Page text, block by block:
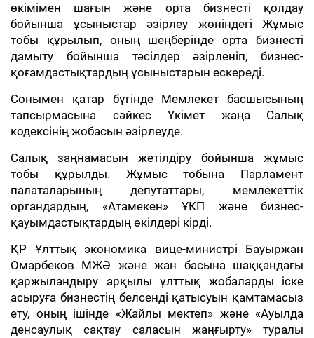
өкімімен шағын және орта бизнесті қолдау
бойынша ұсыныстар әзірлеу жөніндегі Жұмыс
тобы құрылып, оның шеңберінде орта бизнесті
дамыту бойынша тәсілдер әзірленіп, бизнес-
қоғамдастықтардың ұсыныстарын ескереді.
Сонымен қатар бүгінде Мемлекет басшысының
тапсырмасына сәйкес Үкімет жаңа Салық
кодексінің жобасын әзірлеуде.
Салық заңнамасын жетілдіру бойынша жұмыс
тобы құрылды. Жұмыс тобына Парламент
палаталарының депутаттары, мемлекеттік
органдардың, «Атамекен» ҰКП және бизнес-
қауымдастықтардың өкілдері кірді.
ҚР Ұлттық экономика вице-министрі Бауыржан
Омарбеков МЖӘ және жан басына шаққандағы
қаржыландыру арқылы ұлттық жобаларды іске
асыруға бизнестің белсенді қатысуын қамтамасыз
ету, оның ішінде «Жайлы мектеп» және «Ауылда
денсаулық сақтау саласын жаңғырту» туралы